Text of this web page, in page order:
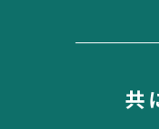
共